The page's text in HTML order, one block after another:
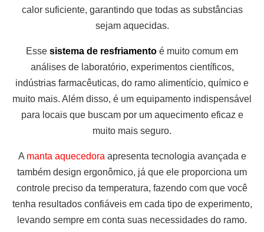
calor suficiente, garantindo que todas as substâncias
sejam aquecidas.
Esse sistema de resfriamento é muito comum em
análises de laboratório, experimentos científicos,
indústrias farmacêuticas, do ramo alimentício, químico e
muito mais. Além disso, é um equipamento indispensável
para locais que buscam por um aquecimento eficaz e
muito mais seguro.
A manta aquecedora apresenta tecnologia avançada e
também design ergonômico, já que ele proporciona um
controle preciso da temperatura, fazendo com que você
tenha resultados confiáveis em cada tipo de experimento,
levando sempre em conta suas necessidades do ramo.